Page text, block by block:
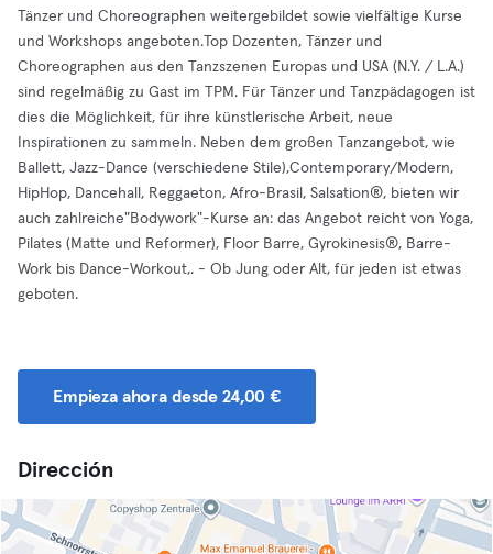
Tänzer und Choreographen weitergebildet sowie vielfältige Kurse
und Workshops angeboten.Top Dozenten, Tänzer und
Choreographen aus den Tanzszenen Europas und USA (N.Y. / L.A.)
sind regelmäßig zu Gast im TPM. Für Tänzer und Tanzpädagogen ist
dies die Möglichkeit, für ihre künstlerische Arbeit, neue
Inspirationen zu sammeln. Neben dem großen Tanzangebot, wie
Ballett, Jazz-Dance (verschiedene Stile),Contemporary/Modern,
HipHop, Dancehall, Reggaeton, Afro-Brasil, Salsation®, bieten wir
auch zahlreiche"Bodywork"-Kurse an: das Angebot reicht von Yoga,
Pilates (Matte und Reformer), Floor Barre, Gyrokinesis®, Barre-
Work bis Dance-Workout,. - Ob Jung oder Alt, für jeden ist etwas
geboten.
Empieza ahora desde 24,00 €
Dirección